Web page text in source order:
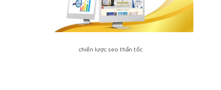
chiến lược seo thần tốc